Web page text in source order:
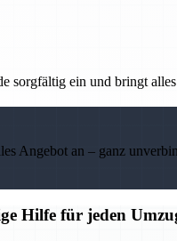
sorgfältig ein und bringt
Angebot an – ganz
Hilfe für jeden